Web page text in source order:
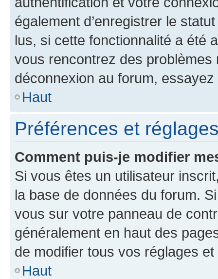
également d’enregistrer le
lus, si cette fonctionnalité a été
vous rencontrez des
déconnexion au forum,
Haut
Préférences et
Comment puis-je modifier
Si vous êtes un utilisateur
la base de données du forum.
vous sur votre panneau de
généralement en haut des
de modifier tous vos réglages
Haut